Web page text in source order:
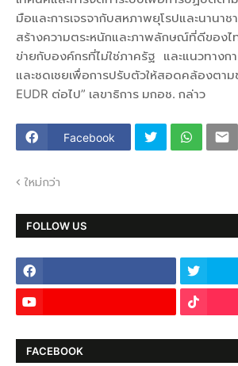
มือและการเจรจากับสหภาพยุโรปและนาน
สร้างความตระหนักและภาพลักษณ์ที่ดีของ
ข่ายกับองค์กรที่ไม่ใช่ภาครัฐ และแนวทาง
และชดเชยเพื่อการปรับตัวให้สอดคล้องตา
EUDR ต่อไป” เลขาธิการ มกอช. กล่าว
Facebook
ใหม่กว่า
FOLLOW US
FACEBOOK